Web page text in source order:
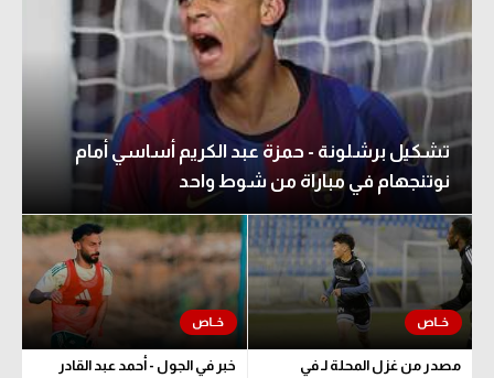
تشكيل برشلونة - حمزة عبد الكريم أساسي أمام
نوتنجهام في مباراة من شوط واحد
مصدر من غزل المحلة لـ في
خبر في الجول - أحمد عبد القادر